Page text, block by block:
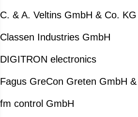
C. & A. Veltins GmbH & Co. KG
Classen Industries GmbH
DIGITRON electronics
Fagus GreCon Greten GmbH
fm control GmbH